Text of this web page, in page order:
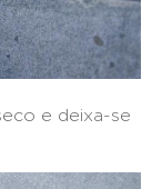
e deixa-se